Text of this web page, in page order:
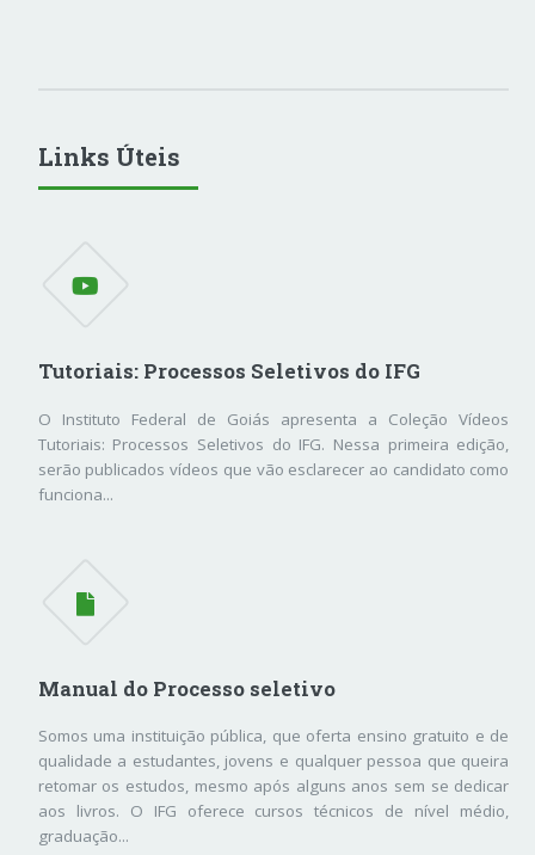
Links Úteis
Tutoriais: Processos Seletivos do IFG
O Instituto Federal de Goiás apresenta a Coleção Vídeos
Tutoriais: Processos Seletivos do IFG. Nessa primeira edição,
serão publicados vídeos que vão esclarecer ao candidato como
funciona...
Manual do Processo seletivo
Somos uma instituição pública, que oferta ensino gratuito e de
qualidade a estudantes, jovens e qualquer pessoa que queira
retomar os estudos, mesmo após alguns anos sem se dedicar
aos livros. O IFG oferece cursos técnicos de nível médio,
graduação...